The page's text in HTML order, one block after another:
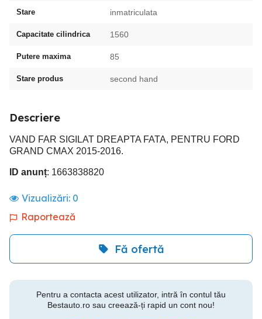
Stare inmatriculata
Capacitate cilindrica 1560
Putere maxima 85
Stare produs second hand
Descriere
VAND FAR SIGILAT DREAPTA FATA, PENTRU FORD
GRAND CMAX 2015-2016.
ID anunț: 1663838820
Vizualizări: 0
Raportează
Fă ofertă
Pentru a contacta acest utilizator, intră în contul tău
Bestauto.ro sau creează-ți rapid un cont nou!